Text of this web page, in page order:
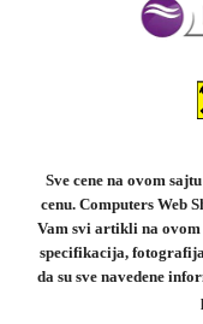
Sve cene na ovom
cenu. Computers Web
Vam svi artikli na
specifikacija,
da su sve navedene